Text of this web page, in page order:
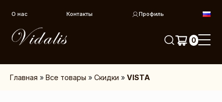
О нас Контакты Профиль
0
Главная »Все товары »Скидки »VISTA